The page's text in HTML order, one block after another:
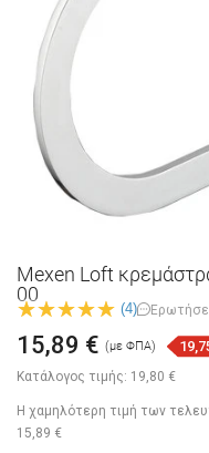
Mexen Loft
00
(4)
Κατάλογος τιμής: 19,80 €
15,89 € (με ΦΠΑ)
Η χαμηλότερη τιμή των
15,89 €